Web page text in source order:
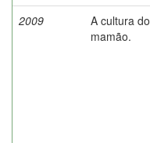
2009
A cultura do
mamão.